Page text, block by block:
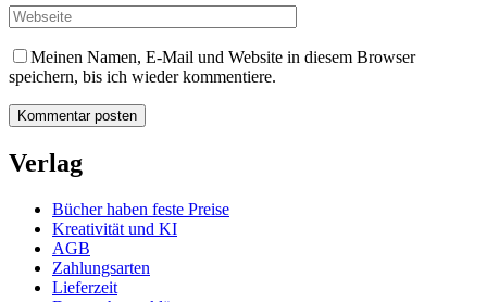
Meinen Namen, E-Mail und Website in diesem Browser
speichern, bis ich wieder kommentiere.
Verlag
Bücher haben feste Preise
Kreativität und KI
AGB
Zahlungsarten
Lieferzeit